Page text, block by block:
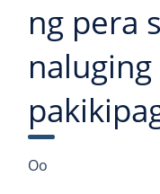
ng pera
naluging
Oo